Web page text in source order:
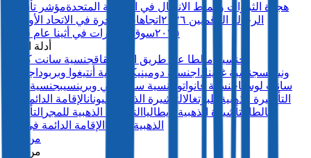
هجرة الثروات وأنماط الانتقال في المملكة المتحدةمؤشر تأشيرة
الرحالة الرقميين ٢٠٢٦
اتجاهات الهجرة في الاتحاد الأوروبي
٢٠٢٥سوق العقارات في أثينا عام ٢٠٢٥
أدلة الدول
جنسية مالطا عن طريق الاستحقاقجنسية سانت كيتس
ونيفيسجنسية غرينادا جنسية دومينيكا جنسية أنتيغوا وبربودا جنسية
سانت لوسياجنسية فانواتو جنسية ساو تومي وبرينسيبجنسية تركيا
التأشيرة الذهبية للبرتغالالتأشيرة الذهبية لليونانالإقامة الدائمة في
مالطا
التأشيرة الذهبية لإيطاليا التأشيرة الذهبية للمجر التأشيرة
الذهبية للاتفيا
الإقامة الدائمة في بنما
من نحن
من نحن